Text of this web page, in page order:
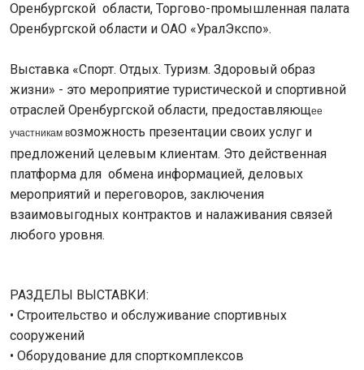
Оренбургской области, Торгово-промышленная палата
Оренбургской области и ОАО «УралЭкспо».
Выставка «Спорт. Отдых. Туризм. Здоровый образ
жизни» - это мероприятие туристической и спортивной
отраслей Оренбургской области, предоставляющее
участникам возможность презентации своих услуг и
предложений целевым клиентам. Это действенная
платформа для обмена информацией, деловых
мероприятий и переговоров, заключения
взаимовыгодных контрактов и налаживания связей
любого уровня.
РАЗДЕЛЫ ВЫСТАВКИ:
• Строительство и обслуживание спортивных
сооружений
• Оборудование для спорткомплексов